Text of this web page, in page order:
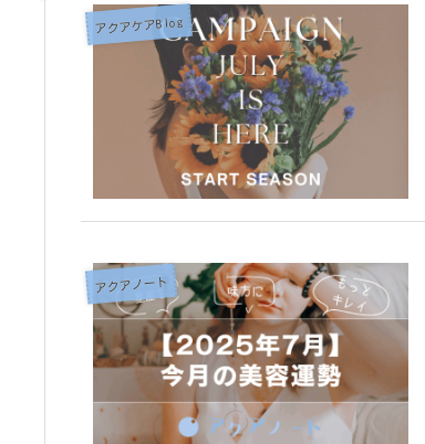
アクアケアBlog
アクアノート